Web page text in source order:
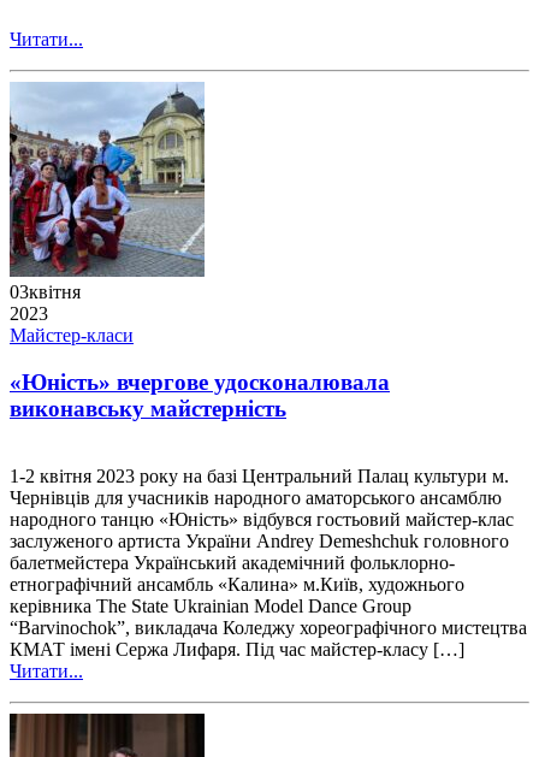
Читати...
03квітня
2023
Майстер-класи
«Юність» вчергове удосконалювала
виконавську майстерність
1-2 квітня 2023 року на базі Центральний Палац культури м.
Чернівців для учасників народного аматорського ансамблю
народного танцю «Юність» відбувся гостьовий майстер-клас
заслуженого артиста України Andrey Demeshchuk головного
балетмейстера Український академічний фольклорно-
етнографічний ансамбль «Калина» м.Київ, художнього
керівника The State Ukrainian Model Dance Group
“Barvinochok”, викладача Коледжу хореографічного мистецтва
КМАТ імені Сержа Лифаря. Під час майстер-класу […]
Читати...